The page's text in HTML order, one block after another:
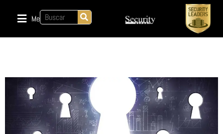
Menu